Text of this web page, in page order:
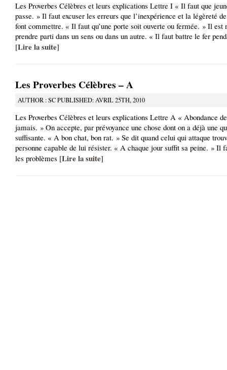
Les Proverbes Célèbres et leurs explications Lettre I « Il faut que
passe. » Il faut excuser les erreurs que l’inexpérience et la légèreté
font commettre. « Il faut qu’une porte soit ouverte ou fermée. » Il est
prendre parti dans un sens ou dans un autre. « Il faut battre le fer
[Lire la suite]
Les Proverbes Célèbres – A
AUTHOR : SC PUBLISHED: AVRIL 25TH, 2010
Les Proverbes Célèbres et leurs explications Lettre A « Abondance
jamais. » On accepte, par prévoyance une chose dont on a déjà une
suffisante. « A bon chat, bon rat. » Se dit quand celui qui attaque
personne capable de lui résister. « A chaque jour suffit sa peine. » Il
les problèmes [Lire la suite]